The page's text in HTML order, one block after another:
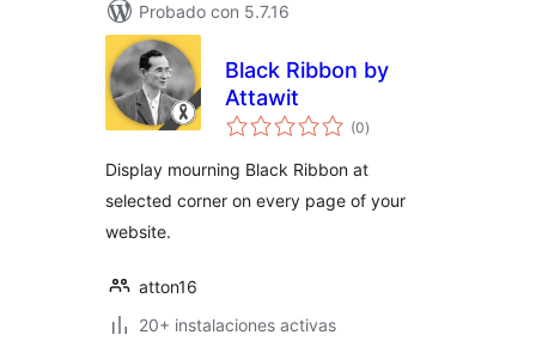
Probado con 5.7.16
Black Ribbon by
Attawit
(0evaluación
total
)
Display mourning Black Ribbon at
selected corner on every page of your
website.
atton16
20+ instalaciones activas